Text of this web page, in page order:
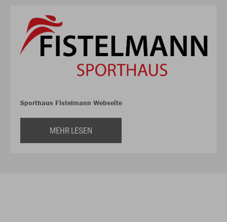
Sporthaus Fistelmann Webseite
MEHR LESEN